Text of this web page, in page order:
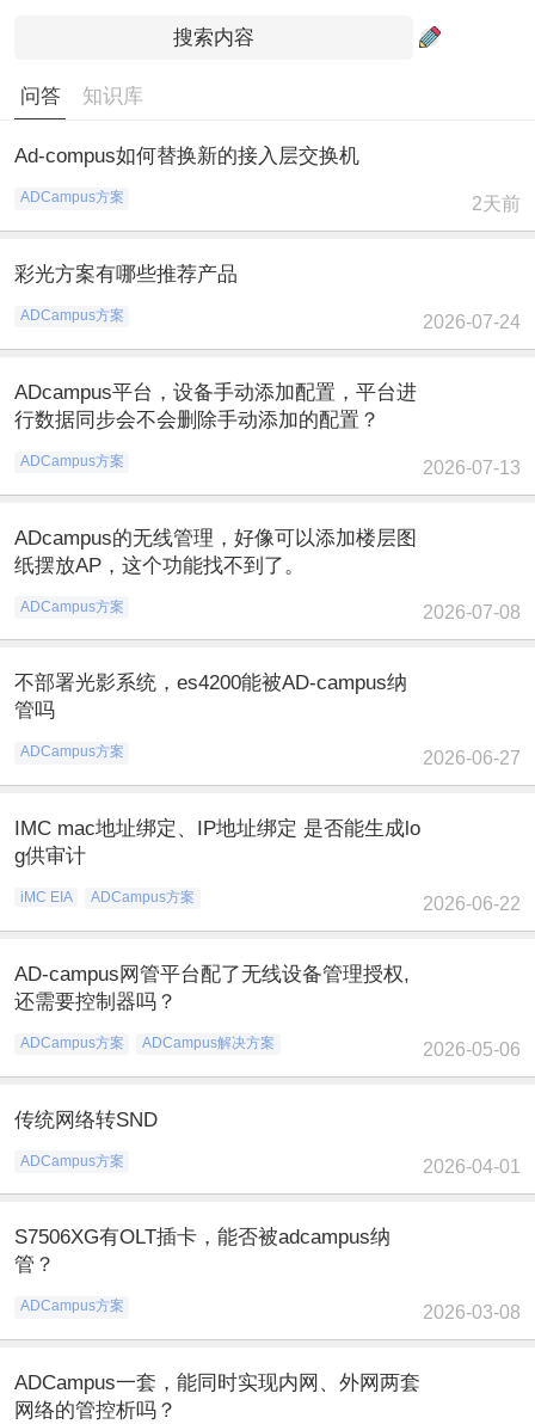
问答 知识库
Ad-compus如何替换新的接入层交换机
ADCampus方案 2天前
彩光方案有哪些推荐产品
ADCampus方案 2026-07-24
ADcampus平台，设备手动添加配置，平台进
行数据同步会不会删除手动添加的配置？
ADCampus方案 2026-07-13
ADcampus的无线管理，好像可以添加楼层图
纸摆放AP，这个功能找不到了。
ADCampus方案 2026-07-08
不部署光影系统，es4200能被AD-campus纳
管吗
ADCampus方案 2026-06-27
IMC mac地址绑定、IP地址绑定 是否能生成lo
g供审计
iMC EIA ADCampus方案 2026-06-22
AD-campus网管平台配了无线设备管理授权,
还需要控制器吗？
ADCampus方案 ADCampus解决方案 2026-05-06
传统网络转SND
ADCampus方案 2026-04-01
S7506XG有OLT插卡，能否被adcampus纳
管？
ADCampus方案 2026-03-08
ADCampus一套，能同时实现内网、外网两套
网络的管控析吗？